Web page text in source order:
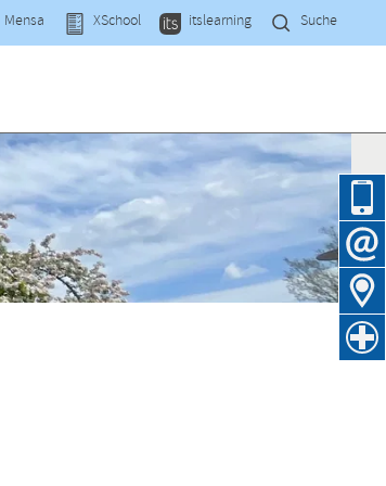
Mensa XSchool itslearning Suche